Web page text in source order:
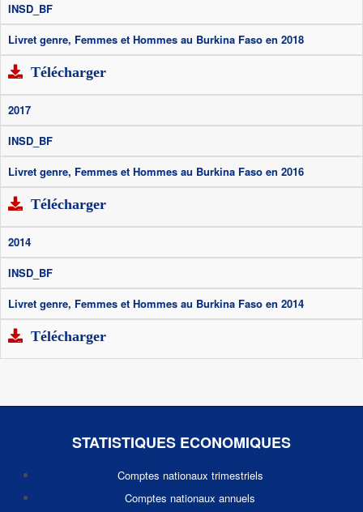
INSD_BF
Livret genre, Femmes et Hommes au Burkina Faso en 2018
Télécharger
2017
INSD_BF
Livret genre, Femmes et Hommes au Burkina Faso en 2016
Télécharger
2014
INSD_BF
Livret genre, Femmes et Hommes au Burkina Faso en 2014
Télécharger
STATISTIQUES ECONOMIQUES
Comptes nationaux trimestriels
Comptes nationaux annuels